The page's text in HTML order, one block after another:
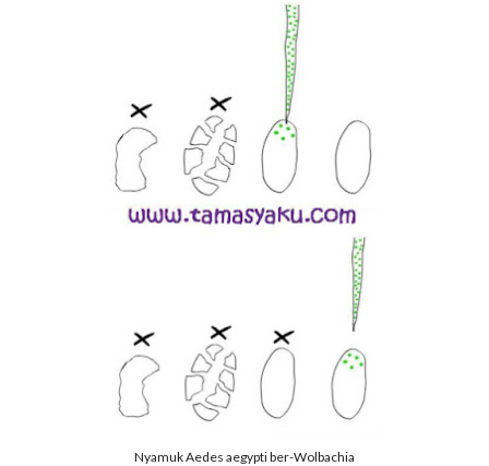
Nyamuk Aedes aegypti ber-Wolbachia